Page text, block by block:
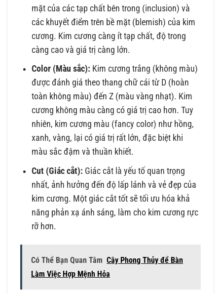
mặt của các tạp chất bên trong (inclusion) và
các khuyết điểm trên bề mặt (blemish) của kim
cương. Kim cương càng ít tạp chất, độ trong
càng cao và giá trị càng lớn.
Color (Màu sắc): Kim cương trắng (không màu)
được đánh giá theo thang chữ cái từ D (hoàn
toàn không màu) đến Z (màu vàng nhạt). Kim
cương không màu càng có giá trị cao hơn. Tuy
nhiên, kim cương màu (fancy color) như hồng,
xanh, vàng, lại có giá trị rất lớn, đặc biệt khi
màu sắc đậm và thuần khiết.
Cut (Giác cắt): Giác cắt là yếu tố quan trọng
nhất, ảnh hưởng đến độ lấp lánh và vẻ đẹp của
kim cương. Một giác cắt tốt sẽ tối ưu hóa khả
năng phản xạ ánh sáng, làm cho kim cương rực
rỡ hơn.
Có Thể Bạn Quan Tâm Cây Phong Thủy để Bàn
Làm Việc Hợp Mệnh Hỏa